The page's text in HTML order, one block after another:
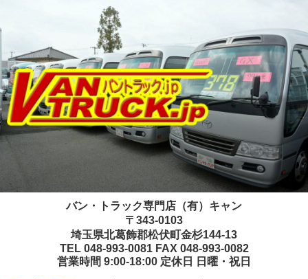
バン・トラック専門店（有）キャン
〒343-0103
埼玉県北葛飾郡松伏町金杉144-13
TEL 048-993-0081 FAX 048-993-0082
営業時間 9:00-18:00 定休日 日曜・祝日